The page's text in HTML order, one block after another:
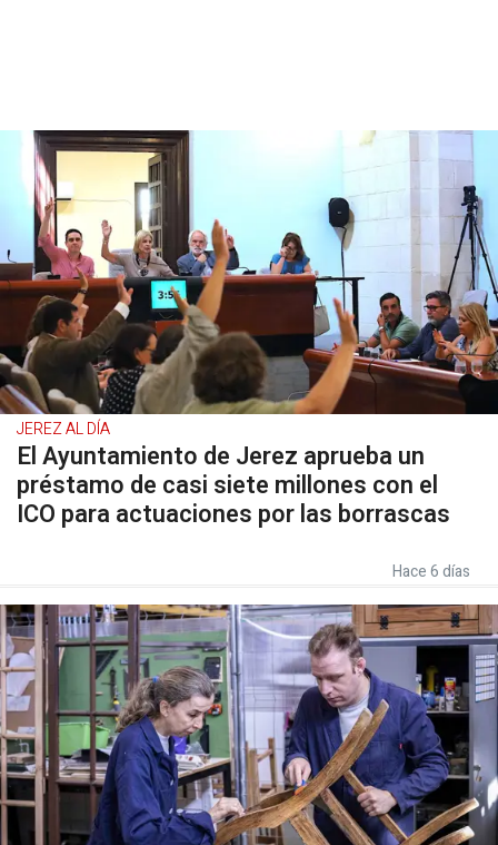
JEREZ AL DÍA
El Ayuntamiento de Jerez aprueba un
préstamo de casi siete millones con el
ICO para actuaciones por las borrascas
Hace 6 días